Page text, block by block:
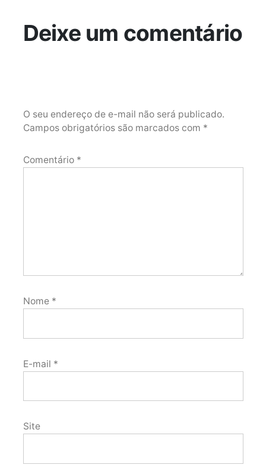
Deixe um comentário
O seu endereço de e-mail não será publicado.
Campos obrigatórios são marcados com *
Comentário *
Nome *
E-mail *
Site